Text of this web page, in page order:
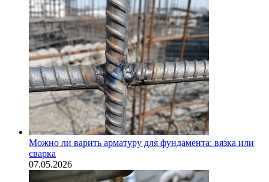
Можно ли варить арматуру для фундамента: вязка или
сварка
07.05.2026